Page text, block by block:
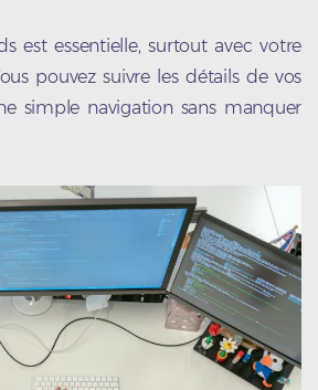
est essentielle, surtout avec votre
pouvez suivre les détails de vos
simple navigation sans manquer